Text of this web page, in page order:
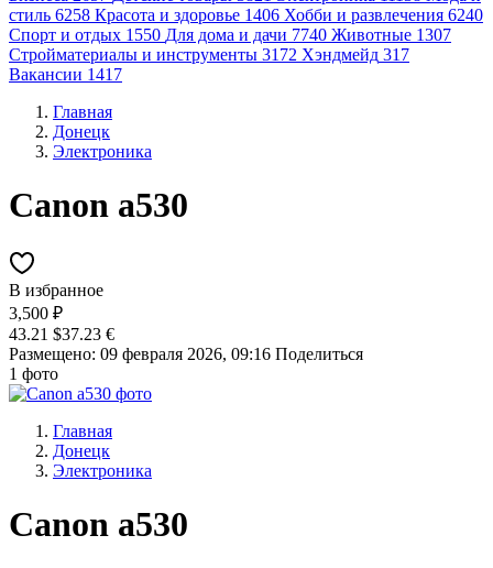
стиль 6258 Красота и здоровье 1406 Хобби и развлечения 6240
Спорт и отдых 1550 Для дома и дачи 7740 Животные 1307
Стройматериалы и инструменты 3172 Хэндмейд 317
Вакансии 1417
Главная
Донецк
Электроника
Canon а530
В избранное
3,500 ₽
43.21 $37.23 €
Размещено: 09 февраля 2026, 09:16 Поделиться
1 фото
Главная
Донецк
Электроника
Canon а530